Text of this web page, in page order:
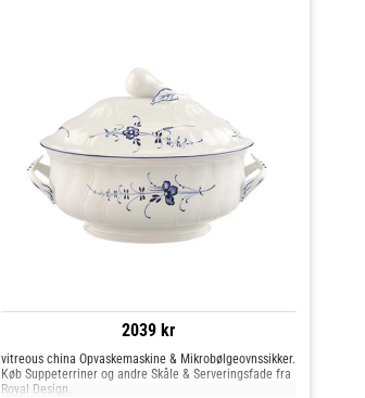
2039 kr
vitreous china Opvaskemaskine & Mikrobølgeovnssikker.
Køb Suppeterriner og andre Skåle & Serveringsfade fra
Royal Design.